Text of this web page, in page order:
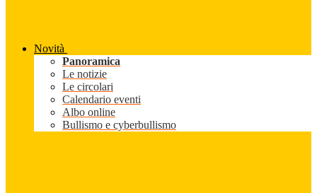
Novità
Panoramica
Le notizie
Le circolari
Calendario eventi
Albo online
Bullismo e cyberbullismo